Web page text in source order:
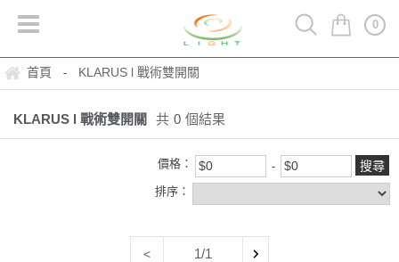
0
首頁 - KLARUS l 戰術雙開關
KLARUS l 戰術雙開關 共 0 個結果
價格：
排序：
< 1/1